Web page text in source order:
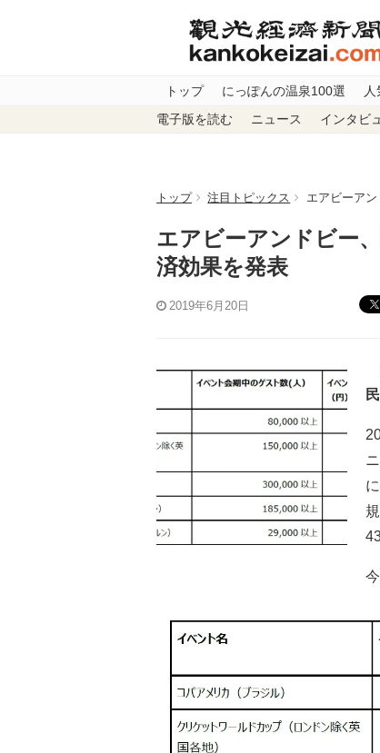
トップ にっぽんの温泉100選
電子版を読む ニュース インタビ
トップ 注目トピックス エアビーア
エアビーアンドビー
済効果を発表
2019年6月20日